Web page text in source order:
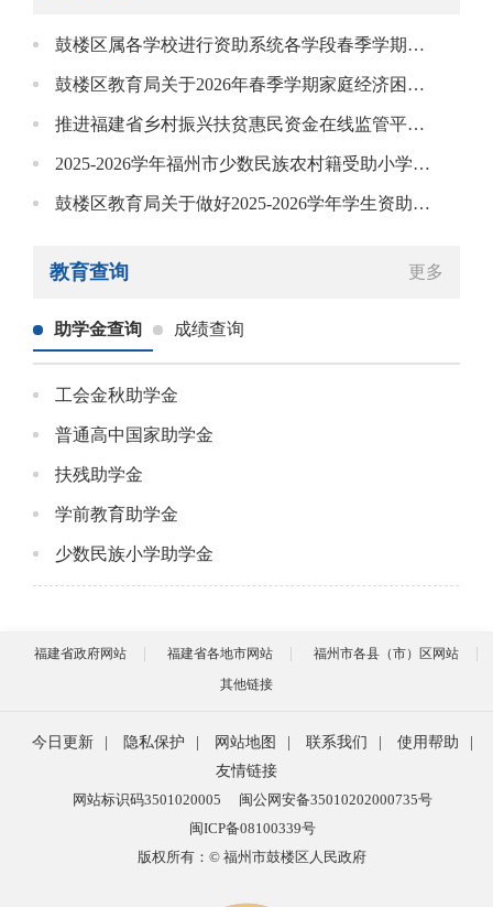
鼓楼区属各学校进行资助系统各学段春季学期资助数据的维护
鼓楼区教育局关于2026年春季学期家庭经济困难学生资助名单的公示
推进福建省乡村振兴扶贫惠民资金在线监管平台相关工作
2025-2026学年福州市少数民族农村籍受助小学生名单（鼓楼区）
鼓楼区教育局关于做好2025-2026学年学生资助工作的通知
教育查询 更多
助学金查询 成绩查询
工会金秋助学金
普通高中国家助学金
扶残助学金
学前教育助学金
少数民族小学助学金
福建省政府网站 福建省各地市网站
福州市各县（市）区网站
其他链接
今日更新 隐私保护 网站地图 联系我们 使用帮助
友情链接
网站标识码3501020005
闽公网安备35010202000735号
闽ICP备08100339号
版权所有：© 福州市鼓楼区人民政府